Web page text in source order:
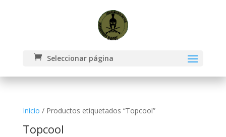
Seleccionar página
Inicio / Productos etiquetados “Topcool”
Topcool